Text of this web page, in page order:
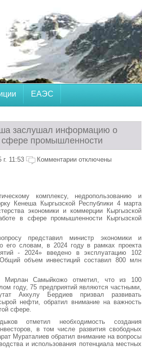
ЕАЭС
заслушал информацию о
сфере промышленности
11:53 Комментарии отключены
комплексу, недропользованию и
Кенеша Кыргызской Республики 4 марта
экономики и коммерции Кыргызской
в сфере промышленности Кыргызской
представил министр экономики и
его словам, в 2024 году в рамках проекта
- 2024» введено в эксплуатацию 102
объем инвестиций составил 800 млн
Мирлан Самыйкожо отметил, что из 100
году, 75 предприятий являются частными,
Аккулу Бердиев призвал развивать
нефти, обратил внимание на важность
сфере.
отметил необходимость создания
в том числе развития свободных
Мураталиев обратил внимание на вопросы
и использования потенциала местных